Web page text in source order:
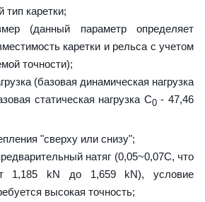
каретки;
(данный параметр определяет
каретки и рельса с учетом
точности);
(базовая динамическая нагрузка
статическая нагрузка С0- 47,46
"сверху или снизу";
натяг (0,05~0,07C, что
1,185 kN до 1,659 kN), условие
высокая точность;